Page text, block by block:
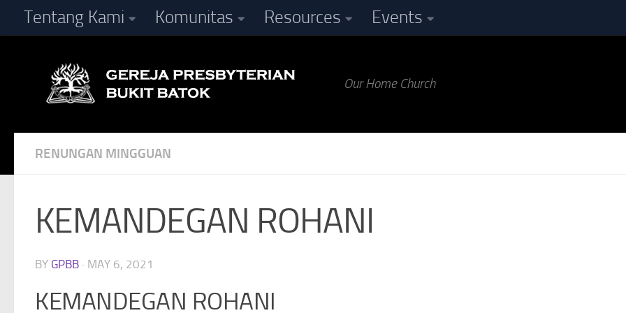
Skip to content
Tentang Kami Komunitas Resources Events
Our Home Church
RENUNGAN MINGGUAN
KEMANDEGAN ROHANI
BY GPBB · MAY 6, 2021
KEMANDEGAN ROHANI